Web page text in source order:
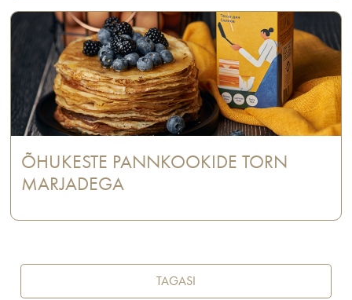
ÕHUKESTE PANNKOOKIDE TORN
MARJADEGA
TAGASI